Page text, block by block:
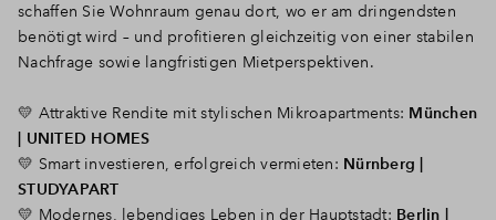
schaffen Sie Wohnraum genau dort, wo er am dringendsten
benötigt wird – und profitieren gleichzeitig von einer stabilen
Nachfrage sowie langfristigen Mietperspektiven.
💛 Attraktive Rendite mit stylischen Mikroapartments: München
| UNITED HOMES
💛 Smart investieren, erfolgreich vermieten: Nürnberg |
STUDYAPART
💛 Modernes, lebendiges Leben in der Hauptstadt: Berlin |